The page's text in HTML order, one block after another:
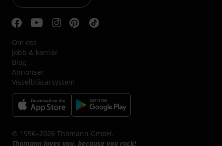
Om oss
Jobb & karriär
Blog
Annonser
Visselblåsarsystem
© 1996–2026 Thomann GmbH.
Thomann loves you, because you rock!